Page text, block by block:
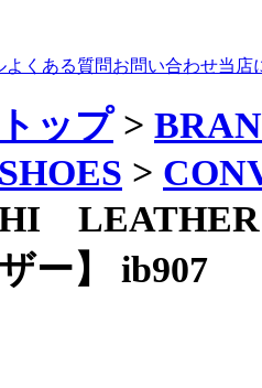
よくある質問お問い合わせ当店
トップ>
SHOES >
LEATHER
ザー】 ib907